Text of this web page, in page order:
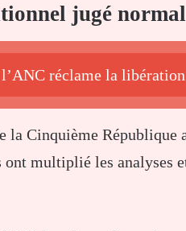
jugé normal
réclame la
la Cinquième République
ont multiplié les analyses